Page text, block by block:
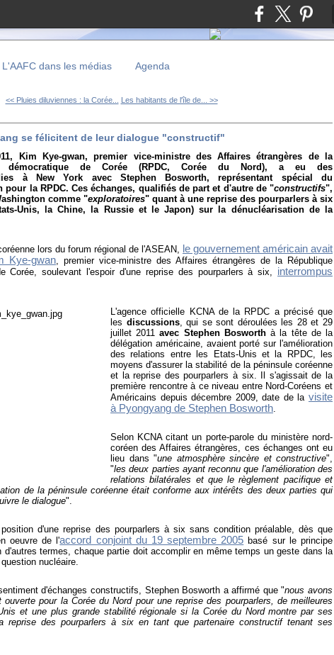
L'AAFC dans les médias Agenda
<< Pluies diluviennes : la Corée... Les habitants de l'île de... >>
se félicitent de leur dialogue "constructif"
Kim Kye-gwan, premier vice-ministre des Affaires étrangères de la
démocratique de Corée (RPDC, Corée du Nord), a eu des
à New York avec Stephen Bosworth, représentant spécial du
pour la RPDC. Ces échanges, qualifiés de part et d'autre de "constructifs",
comme "exploratoires" quant à une reprise des pourparlers à six
Unis, la Chine, la Russie et le Japon) sur la dénucléarisation de la
lors du forum régional de l'ASEAN, le gouvernement américain avait
Kye-gwan, premier vice-ministre des Affaires étrangères de la République
Corée, soulevant l'espoir d'une reprise des pourparlers à six, interrompus
L'agence officielle KCNA de la RPDC a précisé que
les discussions, qui se sont déroulées les 28 et 29
juillet 2011avec Stephen Bosworthà la tête de la
délégation américaine, avaient porté sur l'amélioration
des relations entre les Etats-Unis et la RPDC, les
moyens d'assurer la stabilité de la péninsule coréenne
et la reprise des pourparlers à six. Il s'agissait de la
première rencontre à ce niveau entre Nord-Coréens et
Américains depuis décembre 2009, date de la visite
à Pyongyang de Stephen Bosworth.
Selon KCNA citant un porte-parole du ministère nord-
coréen des Affaires étrangères, ces échanges ont eu
lieu dans "une atmosphère sincère et constructive",
"les deux parties ayant reconnu que l'amélioration des
relations bilatérales et que le règlement pacifique et
de la péninsule coréenne était conforme aux intérêts des deux parties qui
le dialogue".
d'une reprise des pourparlers à six sans condition préalable, dès que
oeuvre de l'accord conjoint du 19 septembre 2005 basé sur le principe
d'autres termes, chaque partie doit accomplir en même temps un geste dans la
nucléaire.
d'échanges constructifs, Stephen Bosworth a affirmé que "nous avons
pour la Corée du Nord pour une reprise des pourparlers, de meilleures
et une plus grande stabilité régionale si la Corée du Nord montre par ses
reprise des pourparlers à six en tant que partenaire constructif tenant ses